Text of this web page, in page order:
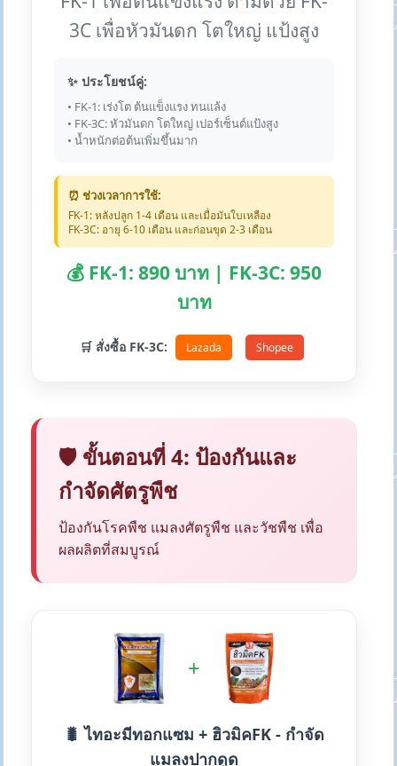
3C เพื่อหัวมันดก โตใหญ่ แป้งสูง
✨ ประโยชน์คู่:
• FK-1: เร่งโต ต้นแข็งแรง ทนแล้ง
• FK-3C: หัวมันดก โตใหญ่ เปอร์เซ็นต์แป้งสูง
• น้ำหนักต่อต้นเพิ่มขึ้นมาก
⏰ ช่วงเวลาการใช้:
FK-1: หลังปลูก 1-4 เดือน และเมื่อมันใบเหลือง
FK-3C: อายุ 6-10 เดือน และก่อนขุด 2-3 เดือน
💰 FK-1: 890 บาท | FK-3C: 950
บาท
🛒 สั่งซื้อ FK-3C: Lazada Shopee
🛡️ ขั้นตอนที่ 4: ป้องกันและ
กำจัดศัตรูพืช
ป้องกันโรคพืช แมลงศัตรูพืช และวัชพืช เพื่อ
ผลผลิตที่สมบูรณ์
+
🐛 ไทอะมีทอกแซม + ฮิวมิคFK - กำจัด
แมลงปากดูด